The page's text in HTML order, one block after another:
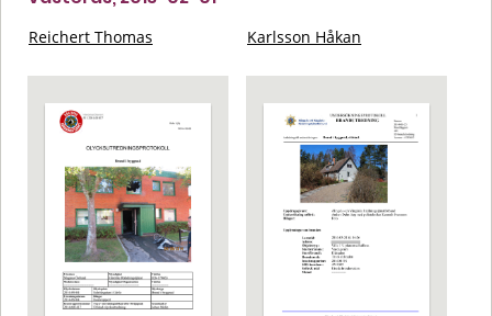
Reichert Thomas Karlsson Håkan